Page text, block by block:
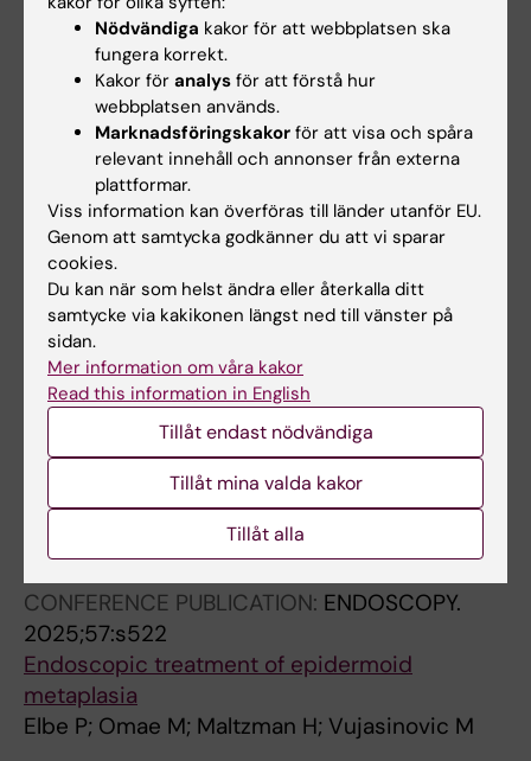
Alla övriga publikationer
PREPRINT:JMIR PREPRINTS. 2026
COmpletion Sentinel Node resection with or
without minimally invAsive and endoscopic
cooperative surgery following non-cuRative
Endoscopic Submucosal Dissection (Co-
SNARE trial): protocol for a phase 1 trial
(Preprint)
Maltzman H; Omae M; Rouvelas I
CONFERENCE PUBLICATION:
2025;57:s174-s175
The Safety and Efficacy of Endoscopic
submucosal dissection for early esophageal
squamous cell carcinoma in Scandinavia
Maltzman H; Omae M; Achiam MP; Pham KC;
Baldaque-Silva F
CONFERENCE PUBLICATION: ENDOSCOPY.
2025;57:s522
Endoscopic treatment of epidermoid
metaplasia
Elbe P; Omae M; Maltzman H; Vujasinovic M
Nödvändiga kakor för att webbplatsen ska
fungera korrekt.
Kakor för analys för att förstå hur
webbplatsen används.
Marknadsföringskakor för att visa och spåra
relevant innehåll och annonser från externa
plattformar.
Viss information kan överföras till länder utanför EU.
Genom att samtycka godkänner du att vi sparar
cookies.
Du kan när som helst ändra eller återkalla ditt
samtycke via kakikonen längst ned till vänster på
sidan.
Mer information om våra kakor
Read this information in English
Tillåt endast nödvändiga
Tillåt mina valda kakor
Tillåt alla